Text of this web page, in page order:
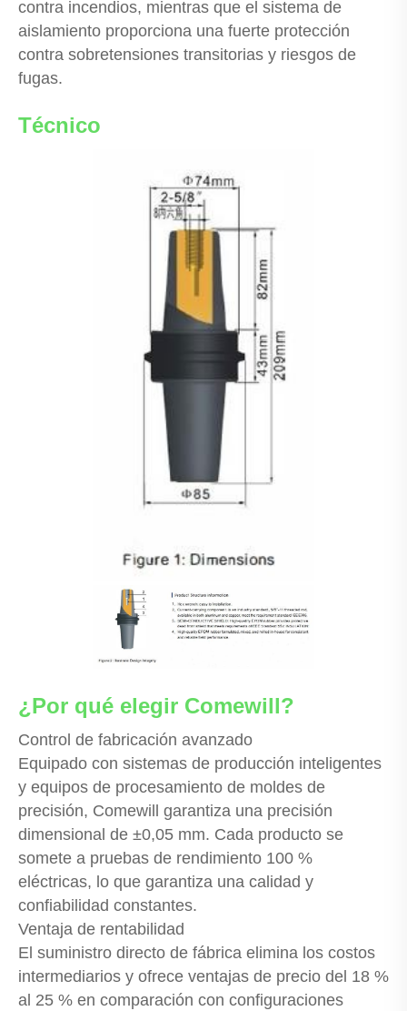
contra incendios, mientras que el sistema de
aislamiento proporciona una fuerte protección
contra sobretensiones transitorias y riesgos de
fugas.
Técnico
¿Por qué elegir Comewill?
Control de fabricación avanzado
Equipado con sistemas de producción inteligentes
y equipos de procesamiento de moldes de
precisión, Comewill garantiza una precisión
dimensional de ±0,05 mm. Cada producto se
somete a pruebas de rendimiento 100 %
eléctricas, lo que garantiza una calidad y
confiabilidad constantes.
Ventaja de rentabilidad
El suministro directo de fábrica elimina los costos
intermediarios y ofrece ventajas de precio del 18 %
al 25 % en comparación con configuraciones